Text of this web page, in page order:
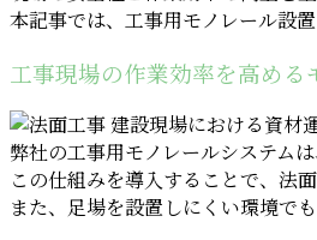
本記事では、工事用モノレール設
工事現場の作業効率を高める
建設現場における資材
弊社の工事用モノレールシステム
この仕組みを導入することで、法
また、足場を設置しにくい環境で